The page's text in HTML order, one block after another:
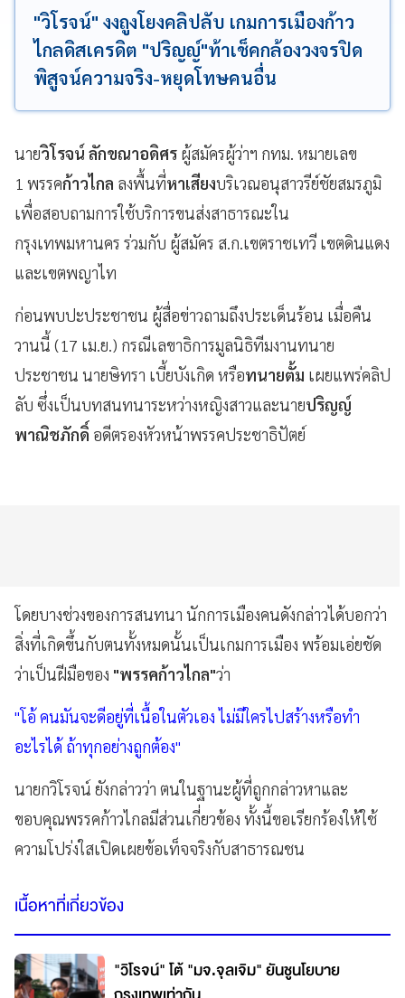
"วิโรจน์" งงถูงโยงคลิปลับ เกมการเมืองก้าว
ไกลดิสเครดิต "ปริญญ์"ท้าเช็คกล้องวงจรปิด
พิสูจน์ความจริง-หยุดโทษคนอื่น
นายวิโรจน์ ลักขณาอดิศร ผู้สมัครผู้ว่าฯ กทม. หมายเลข
1 พรรคก้าวไกล ลงพื้นที่​หาเสียง​บริเวณ​อนุสาวรีย์ชัยสมรภูมิ ​
เพื่อสอบถามการใช้บริการขนส่งสาธารณะใน
กรุงเทพมหานคร​ ร่วมกับ​ ผู้สมัคร ส.ก.เขตราชเทวี​ เขตดินแดง
และเขตพญาไท​
ก่อนพบปะประชาชน ผู้สื่อข่าวถามถึง​ประเด็นร้อน เมื่อคืน
วานนี้ (17 เม.ย.) กรณีเลขาธิการมูลนิธิทีมงานทนาย
ประชาชน​ นายษิทรา​ เบี้ยบังเกิด​ หรือทนายตั้ม​ เผยแพร่คลิป
ลับ ซึ่งเป็นบทสนทนา​ระหว่างหญิงสาวและนายปริญญ์
พาณิชภักดิ์ อดีตรองหัวหน้าพรรคประชาธิปัตย์
โดยบางช่วง​ของการสนทนา​ นักการเมืองคนดังกล่าวได้บอกว่า​
สิ่งที่เกิดขึ้นกับตนทั้งหมดนั้นเป็นเกมการเมือง พร้อมเอ่ยชัด
ว่าเป็นฝีมือของ "พรรคก้าวไกล​"ว่า
"โอ้​ คนมันจะดีอยู่ที่เนื้อในตัวเอง ไม่มีใครไปสร้างหรือทำ
อะไรได้​ ถ้าทุกอย่างถูกต้อง"
นายกวิโรจน์ ยังกล่าวว่า ตนในฐานะผู้ที่ถูกกล่าวหาและ
ขอบคุณพรรคก้าวไกล​มีส่วนเกี่ยวข้อง​ ทั้งนี้ขอเรียกร้องให้ใช้
ความโปร่งใสเปิดเผยข้อเท็จจริง​กับสาธารณชน​
เนื้อหาที่เกี่ยวข้อง
"วิโรจน์" โต้ "มจ.จุลเจิม" ยันชูนโยบาย